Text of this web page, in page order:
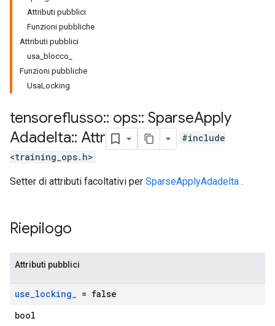
Attributi pubblici
Funzioni pubbliche
Attributi pubblici
usa_blocco_
Funzioni pubbliche
UsaLocking
tensoreflusso:: ops:: SparseApply
Adadelta:: Attr
#include
<training_ops.h>
Setter di attributi facoltativi per SparseApplyAdadelta .
Riepilogo
Attributi pubblici
use_locking_ = false
bool